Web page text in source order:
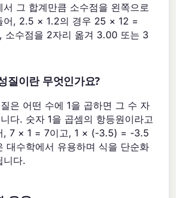
그 합계만큼 소수점을 왼쪽으로
어, 2.5 × 1.2의 경우 25 × 12 =
소수점을 2자리 옮겨 3.00 또는 3
질이란 무엇인가요?
은 어떤 수에 1을 곱하면 그 수 자
다. 숫자 1을 곱셈의 항등원이라고
, 7 × 1 = 7이고, 1 × (-3.5) = -3.5
대수학에서 유용하며 식을 단순화
니다.